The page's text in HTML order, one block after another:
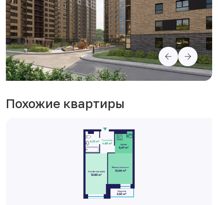
Похожие квартиры